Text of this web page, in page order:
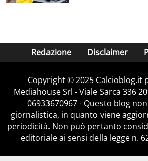
Redazione Disclaimer
Copyright © 2025 Calcioblog.it
Mediahouse Srl - Viale Sarca 336
06933670967 - Questo blog
giornalistica, in quanto viene
periodicità. Non può pertanto
editoriale ai sensi della legge n.